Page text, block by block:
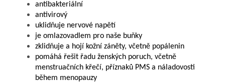
antibakteriální
antivirový
uklidňuje nervové napětí
je omlazovadlem pro naše buňky
zklidňuje a hojí kožní záněty, včetně popálenin
pomáhá řešit řadu ženských poruch, včetně
menstruačních křečí, příznaků PMS a náladovosti
během menopauzy